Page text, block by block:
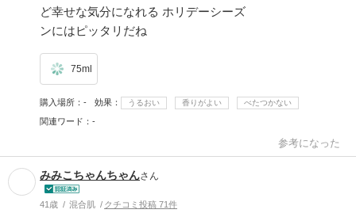
ど幸せな気分になれる ホリデーシーズ
ンにはピッタリだね
75ml
購入場所 - 効果 うるおい 香りがよい べたつかない
関連ワード -
参考になった
みみこちゃんちゃんさん
41歳 混合肌 クチコミ投稿 71件